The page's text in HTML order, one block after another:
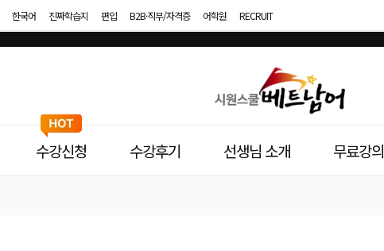
한국어 진짜학습지 편입 B2B·직무/자격증 어학원 RECRUIT
스
수강신청 수강후기 선생님 소개 무료강의